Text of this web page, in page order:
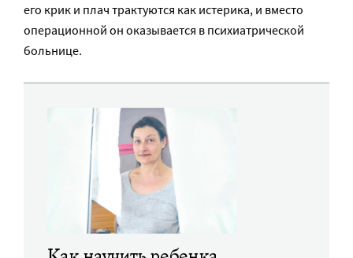
его крик и плач трактуются как истерика, и вместо
операционной он оказывается в психиатрической
больнице.